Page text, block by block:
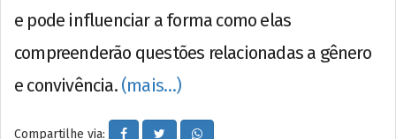
e pode influenciar a forma como elas
compreenderão questões relacionadas a gênero
e convivência. (mais…)
Compartilhe via: